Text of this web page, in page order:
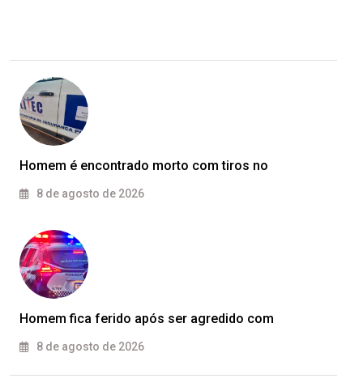
Homem é encontrado morto com tiros no
8 de agosto de 2026
Homem fica ferido após ser agredido com
8 de agosto de 2026